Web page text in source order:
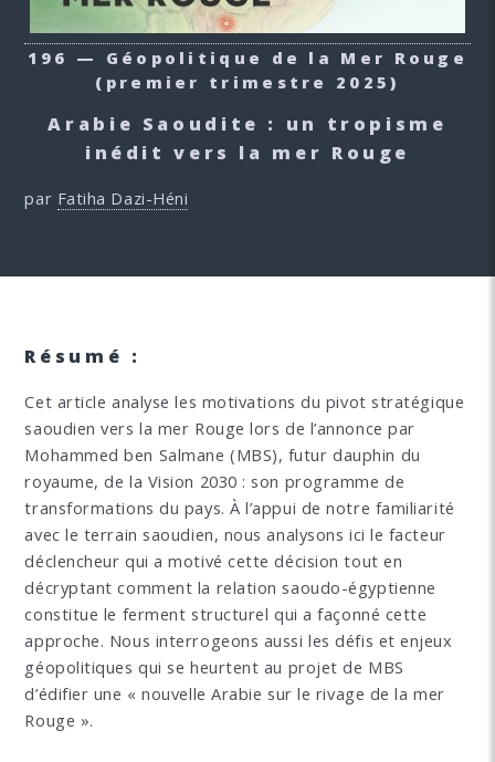
196 — Géopolitique de la Mer Rouge
(premier trimestre 2025)
Arabie Saoudite : un tropisme
inédit vers la mer Rouge
par Fatiha Dazi-Héni
Résumé :
Cet article analyse les motivations du pivot stratégique
saoudien vers la mer Rouge lors de l’annonce par
Mohammed ben Salmane (MBS), futur dauphin du
royaume, de la Vision 2030 : son programme de
transformations du pays. À l’appui de notre familiarité
avec le terrain saoudien, nous analysons ici le facteur
déclencheur qui a motivé cette décision tout en
décryptant comment la relation saoudo-égyptienne
constitue le ferment structurel qui a façonné cette
approche. Nous interrogeons aussi les défis et enjeux
géopolitiques qui se heurtent au projet de MBS
d’édifier une « nouvelle Arabie sur le rivage de la mer
Rouge ».